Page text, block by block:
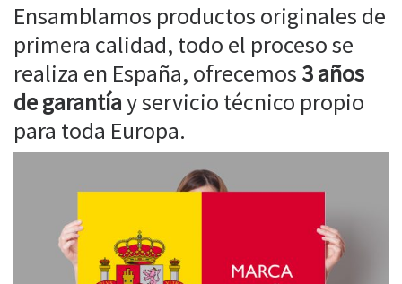
Ensamblamos productos originales de
primera calidad, todo el proceso se
realiza en España, ofrecemos 3 años
de garantíay servicio técnico propio
para toda Europa.